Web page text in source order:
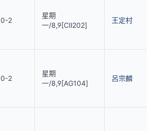
0-2
星期
一/8,9[CⅡ202]
王定村
0-2
星期
一/8,9[AG104]
呂宗麟